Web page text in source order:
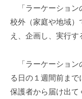
「ラ
ー
ケ
ョ
ン
「ラーケーション
校外（家庭や地域）
え、企画し、実行す
「ラーケーション
る日の１週間前まで
保護者から届け出て